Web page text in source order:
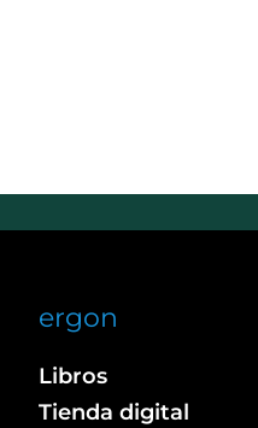
ergon
Libros
Tienda digital